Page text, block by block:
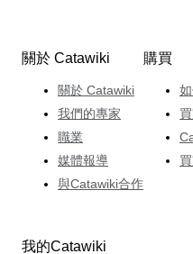
關於 Catawiki
關於 Catawiki
我們的專家
職業
媒體報導
與Catawiki合作
購買
我的Catawiki